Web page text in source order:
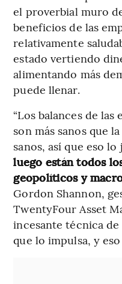
el proverbial muro
beneficios de las
relativamente
estado vertiendo
alimentando más
puede llenar.
“Los balances de las
son más sanos que
sanos, así que eso
luego están todos
geopolíticos y
Gordon Shannon,
TwentyFour Asset
incesante técnica
que lo impulsa, y